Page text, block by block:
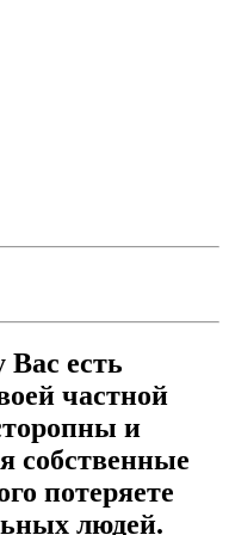
есть
частной
и
собственные
потеряете
людей.